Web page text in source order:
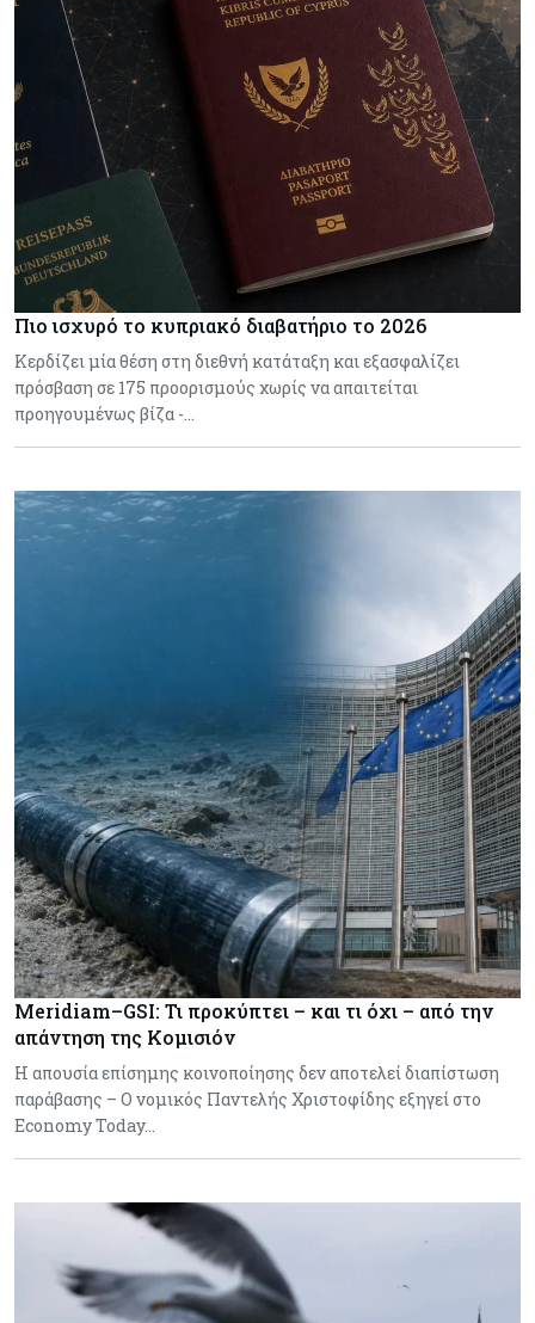
Πιο ισχυρό το κυπριακό διαβατήριο το 2026
Κερδίζει μία θέση στη διεθνή κατάταξη και εξασφαλίζει
πρόσβαση σε 175 προορισμούς χωρίς να απαιτείται
προηγουμένως βίζα -…
Meridiam–GSI: Τι προκύπτει – και τι όχι – από την
απάντηση της Κομισιόν
Η απουσία επίσημης κοινοποίησης δεν αποτελεί διαπίστωση
παράβασης – Ο νομικός Παντελής Χριστοφίδης εξηγεί στο
Economy Today…